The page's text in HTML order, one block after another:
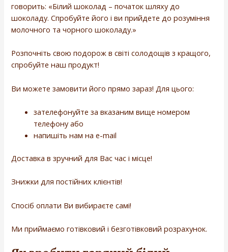
говорить: «Білий шоколад – початок шляху до
шоколаду. Спробуйте його і ви прийдете до розуміння
молочного та чорного шоколаду.»
Розпочніть свою подорож в світі солодощів з кращого,
спробуйте наш продукт!
Ви можете замовити його прямо зараз! Для цього:
зателефонуйте за вказаним вище номером
телефону або
напишіть нам на e-mail
Доставка в зручний для Вас час і місце!
Знижки для постійних клієнтів!
Спосіб оплати Ви вибираєте самі!
Ми приймаємо готівковий і безготівковий розрахунок.